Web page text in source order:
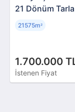
21 Dönüm Tarla
1.700.000
İstenen Fiyat
21575m²